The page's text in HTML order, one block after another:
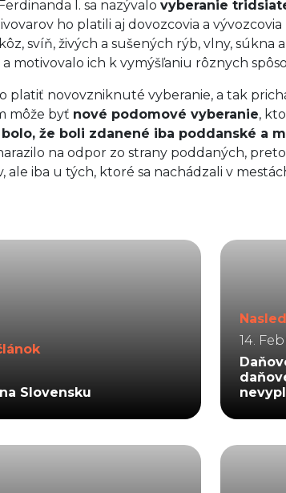
I. sa nazývalo vyberanie
ho platili aj dovozcovia a
svíň, živých a sušených rýb, vlny, súkna
motivovalo ich k vymýšľaniu rôznych
platiť novovzniknuté vyberanie, a tak
môže byť nové podomové vyberanie,
že boli zdanené iba poddanské a
na odpor zo strany poddaných,
ale iba u tých, ktoré sa nachádzali v
Slovensku
14.